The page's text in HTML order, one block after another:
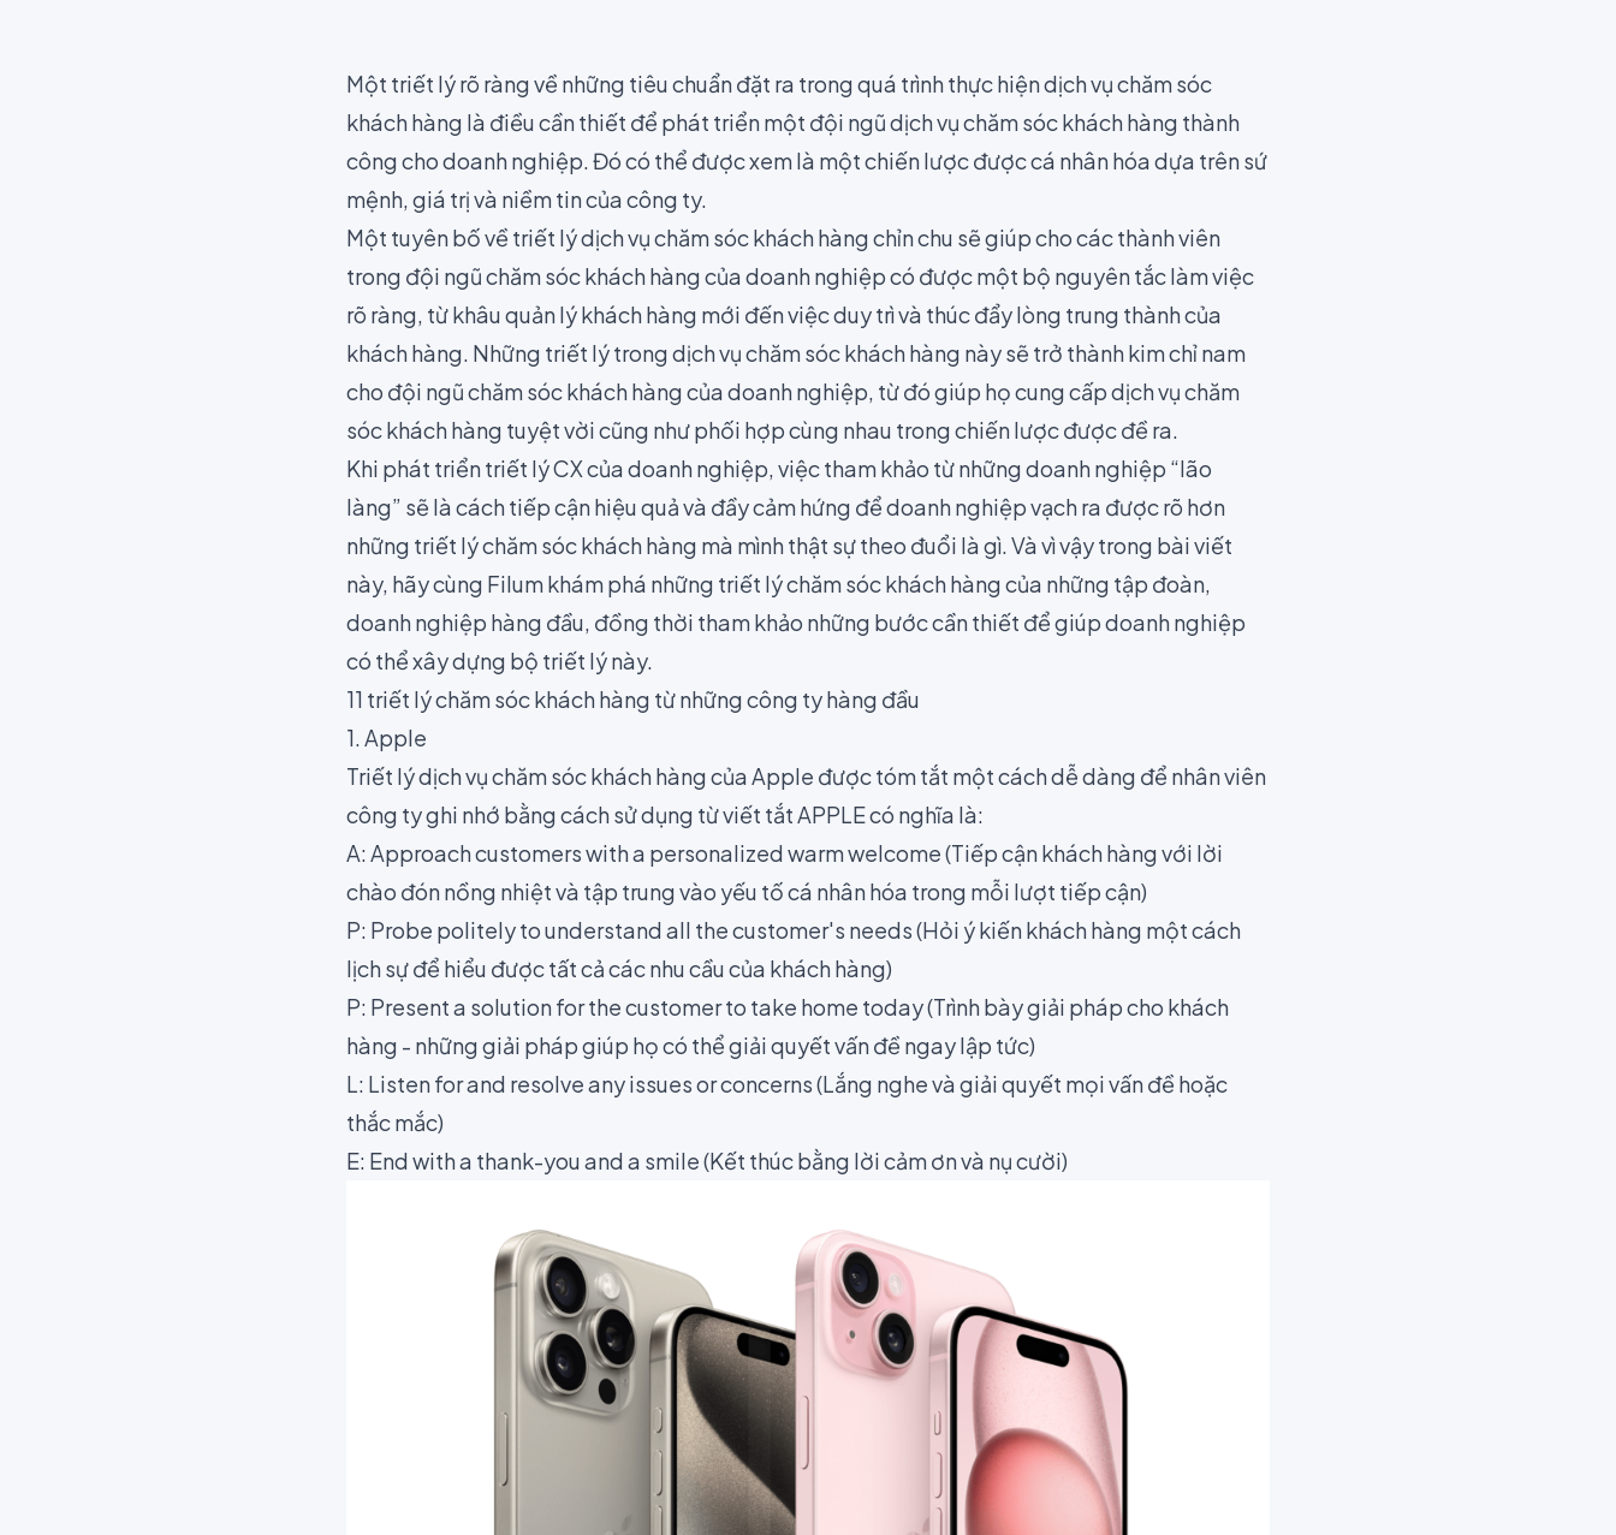
Một triết lý rõ ràng về những tiêu chuẩn đặt ra trong quá trình thực hiện dịch vụ chăm sóc
khách hàng là điều cần thiết để phát triển một đội ngũ dịch vụ chăm sóc khách hàng thành
công cho doanh nghiệp. Đó có thể được xem là một chiến lược được cá nhân hóa dựa trên sứ
mệnh, giá trị và niềm tin của công ty.
Một tuyên bố về triết lý dịch vụ chăm sóc khách hàng chỉn chu sẽ giúp cho các thành viên
trong đội ngũ chăm sóc khách hàng của doanh nghiệp có được một bộ nguyên tắc làm việc
rõ ràng, từ khâu quản lý khách hàng mới đến việc duy trì và thúc đẩy lòng trung thành của
khách hàng. Những triết lý trong dịch vụ chăm sóc khách hàng này sẽ trở thành kim chỉ nam
cho đội ngũ chăm sóc khách hàng của doanh nghiệp, từ đó giúp họ cung cấp dịch vụ chăm
sóc khách hàng tuyệt vời cũng như phối hợp cùng nhau trongchiến lượcđược đề ra.
Khi phát triển triết lý CX của doanh nghiệp, việc tham khảo từ những doanh nghiệp “lão
làng” sẽ là cách tiếp cận hiệu quả và đầy cảm hứng để doanh nghiệp vạch ra được rõ hơn
những triết lý chăm sóc khách hàng mà mình thật sự theo đuổi là gì. Và vì vậy trong bài viết
này, hãy cùng Filum khám phá những triết lý chăm sóc khách hàng của những tập đoàn,
doanh nghiệp hàng đầu, đồng thời tham khảo những bước cần thiết để giúp doanh nghiệp
có thể xây dựng bộ triết lý này.
11 triết lý chăm sóc khách hàng từ những công ty hàng đầu
1. Apple
Triết lý dịch vụ chăm sóc khách hàng củaApple được tóm tắt một cách dễ dàng để nhân viên
công ty ghi nhớ bằng cách sử dụng từ viết tắt APPLE có nghĩa là:
A: Approach customers with a personalized warm welcome (Tiếp cận khách hàng với lời
chào đón nồng nhiệt và tập trung vào yếu tố cá nhân hóa trong mỗi lượt tiếp cận)
P: Probe politely to understand all the customer's needs (Hỏi ý kiến khách hàng một cách
lịch sự để hiểu được tất cả các nhu cầu của khách hàng)
P: Present a solution for the customer to take home today (Trình bày giải pháp cho khách
hàng - những giải pháp giúp họ có thể giải quyết vấn đề ngay lập tức)
L: Listen for and resolve any issues or concerns (Lắng nghe và giải quyết mọi vấn đề hoặc
thắc mắc)
E: End with a thank-you and a smile (Kết thúc bằng lời cảm ơn và nụ cười)